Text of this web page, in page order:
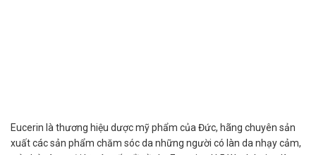
Eucerin là thương hiệu dược mỹ phẩm của Đức, hãng chuyên sản
xuất các sản phẩm chăm sóc da những người có làn da nhạy cảm,